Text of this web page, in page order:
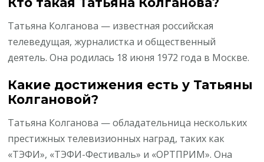
Татьяна Колганова — известная российская
телеведущая, журналистка и общественный
деятель. Она родилась 18 июня 1972 года в Москве.
Какие достижения есть у Татьяны
Колгановой?
Татьяна Колганова — обладательница нескольких
престижных телевизионных наград, таких как
«ТЭФИ», «ТЭФИ-Фестиваль» и «ОРТПРИМ». Она